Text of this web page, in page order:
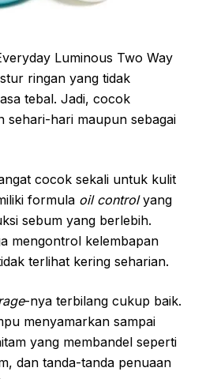
Luminous Two Way
ringan yang tidak
tebal. Jadi, cocok
sehari-hari maupun sebagai
cocok sekali untuk kulit
formula oil controlyang
sebum yang berlebih.
mengontrol kelembapan
terlihat kering seharian.
-nya terbilang cukup baik.
menyamarkan sampai
yang membandel seperti
dan tanda-tanda penuaan